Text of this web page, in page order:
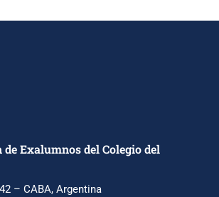
Exalumnos del Colegio del
– CABA, Argentina